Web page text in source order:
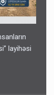
layihəsi